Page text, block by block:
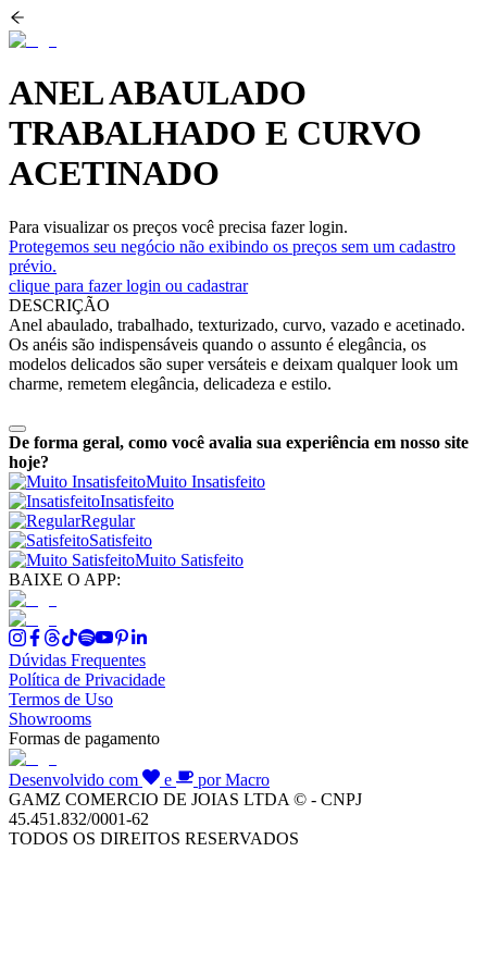
ANEL ABAULADO
TRABALHADO E CURVO
ACETINADO
Para visualizar os preços você precisa fazer login.
Protegemos seu negócio não exibindo os preços sem um cadastro
prévio.
clique para fazer login ou cadastrar
DESCRIÇÃO
Anel abaulado, trabalhado, texturizado, curvo, vazado e acetinado.
Os anéis são indispensáveis quando o assunto é elegância, os
modelos delicados são super versáteis e deixam qualquer look um
charme, remetem elegância, delicadeza e estilo.
De forma geral, como você avalia sua experiência em nosso site
hoje?
Muito Insatisfeito
Insatisfeito
Regular
Satisfeito
Muito Satisfeito
BAIXE O APP:
Dúvidas Frequentes
Política de Privacidade
Termos de Uso
Showrooms
Formas de pagamento
Desenvolvido com e
por Macro
GAMZ COMERCIO DE JOIAS LTDA © - CNPJ
45.451.832/0001-62
TODOS OS DIREITOS RESERVADOS